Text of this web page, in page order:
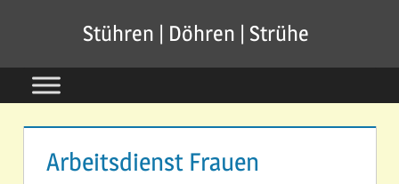
springen
Stühren | Döhren | Strühe
Arbeitsdienst Frauen